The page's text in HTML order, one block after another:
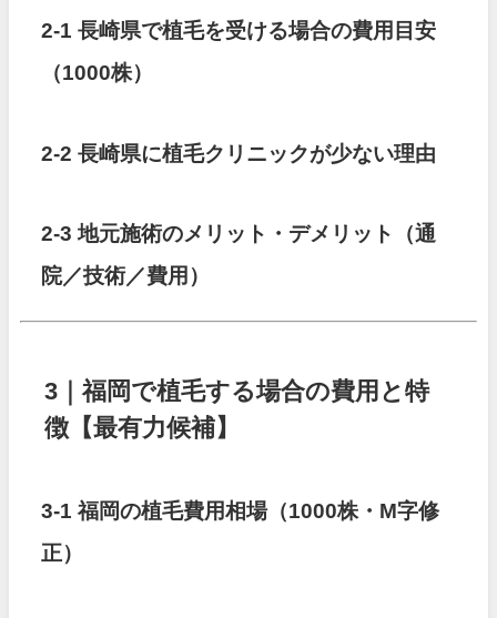
2-1 長崎県で植毛を受ける場合の費用目安
（1000株）
2-2 長崎県に植毛クリニックが少ない理由
2-3 地元施術のメリット・デメリット（通
院／技術／費用）
3｜福岡で植毛する場合の費用と特
徴【最有力候補】
3-1 福岡の植毛費用相場（1000株・M字修
正）